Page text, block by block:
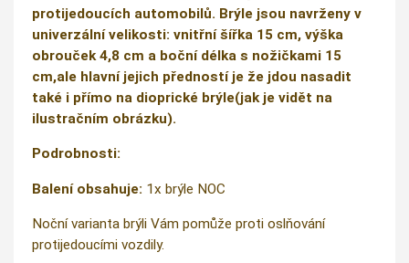
protijedoucích automobilů. Brýle jsou navrženy v
univerzální velikosti: vnitřní šířka 15 cm, výška
obrouček 4,8 cm a boční délka s nožičkami 15
cm,ale hlavní jejich předností je že jdou nasadit
také i přímo na dioprické brýle(jak je vidět na
ilustračním obrázku).
Podrobnosti:
Balení obsahuje: 1x brýle NOC
Noční varianta brýli Vám pomůže proti oslňování
protijedoucími vozdily.